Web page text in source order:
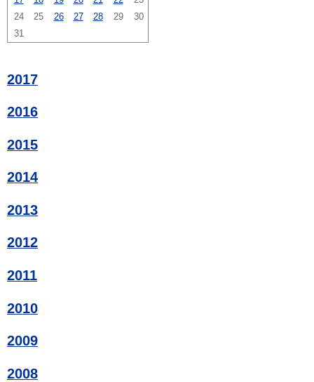
24
25 26 27 28 29
30
31
2017
2016
2015
2014
2013
2012
2011
2010
2009
2008